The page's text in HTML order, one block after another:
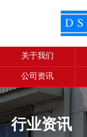
关于我们
公司资讯
行业资讯